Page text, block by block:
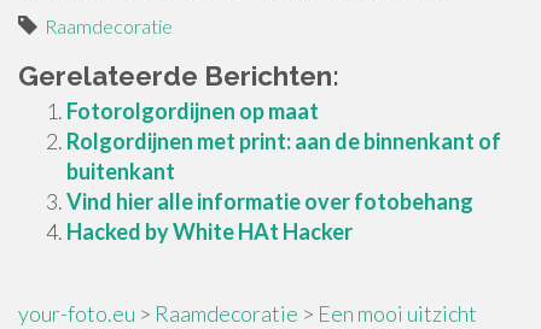
Raamdecoratie
Gerelateerde Berichten:
Fotorolgordijnen op maat
Rolgordijnen met print: aan de binnenkant of
buitenkant
Vind hier alle informatie over fotobehang
Hacked by White HAt Hacker
your-foto.eu > Raamdecoratie > Een mooi uitzicht